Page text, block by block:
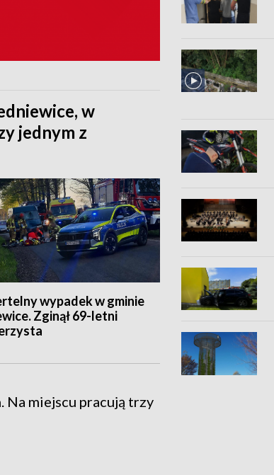
w
jednym z
wypadek w gminie
Zginął 69-letni
Na miejscu pracują trzy